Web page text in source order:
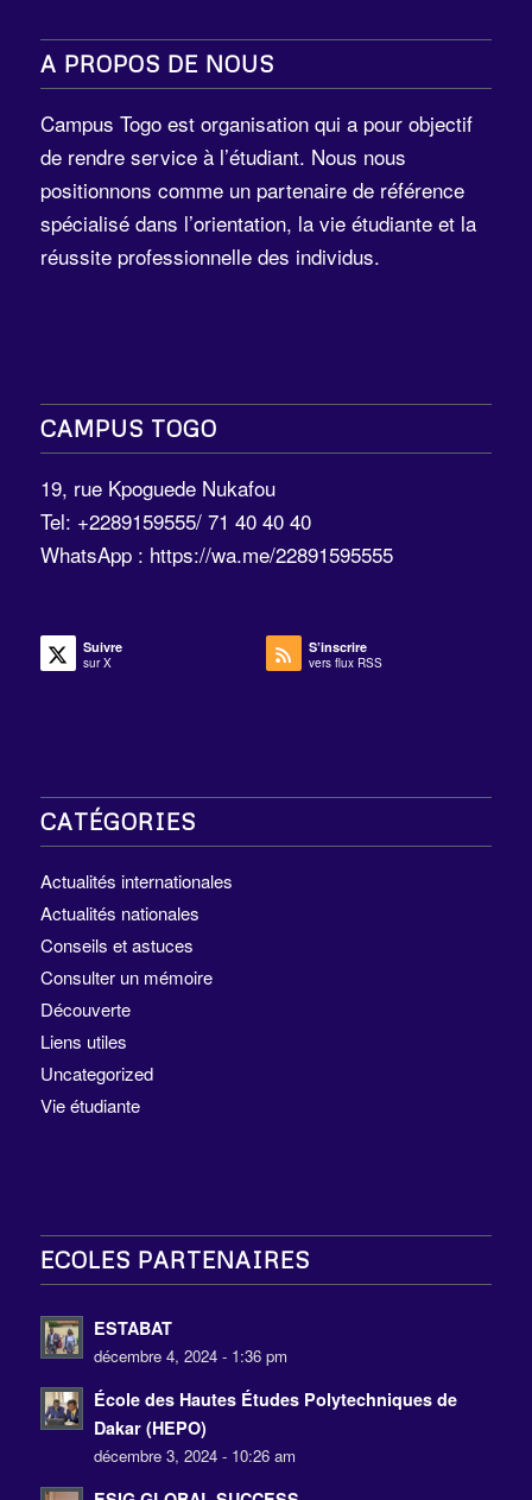
A PROPOS DE NOUS
Campus Togo est organisation qui a pour objectif
de rendre service à l’étudiant. Nous nous
positionnons comme un partenaire de référence
spécialisé dans l’orientation, la vie étudiante et la
réussite professionnelle des individus.
CAMPUS TOGO
19, rue Kpoguede Nukafou
Tel: +2289159555/ 71 40 40 40
WhatsApp : https://wa.me/22891595555
Suivre
sur X
S’inscrire
vers flux RSS
CATÉGORIES
Actualités internationales
Actualités nationales
Conseils et astuces
Consulter un mémoire
Découverte
Liens utiles
Uncategorized
Vie étudiante
ECOLES PARTENAIRES
ESTABAT
décembre 4, 2024 - 1:36 pm
École des Hautes Études Polytechniques de
Dakar (HEPO)
décembre 3, 2024 - 10:26 am